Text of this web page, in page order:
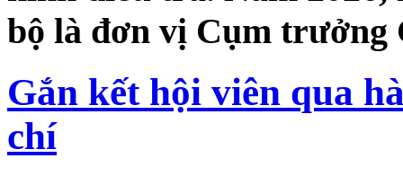
bộ là đơn vị Cụm trưởng
Gắn kết hội viên qua
chí